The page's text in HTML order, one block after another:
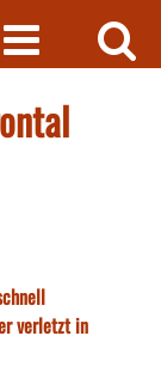
verletzt in